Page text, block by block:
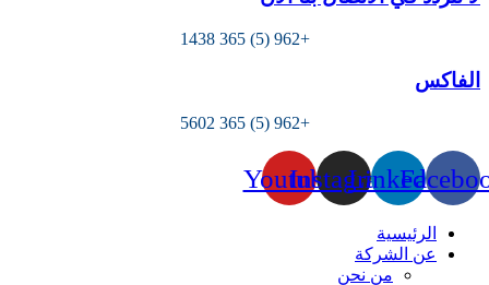
+962 (5) 365 1438
الفاكس
+962 (5) 365 5602
Linkedin
Instagram
Youtube
الرئيسية
عن الشركة
من نحن